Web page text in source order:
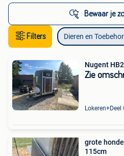
Bewaar je
Filters Dieren en
Nugent
Zie
grote
115cm